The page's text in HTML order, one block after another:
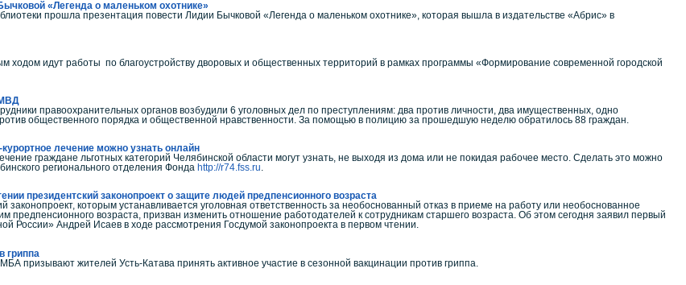
«Легенда о маленьком охотнике»
прошла презентация повести Лидии Бычковой «Легенда о маленьком охотнике», которая вышла в издательстве «Абрис» в
ходом идут работы по благоустройству дворовых и общественных территорий в рамках программы «Формирование современной городской
правоохранительных органов возбудили 6 уголовных дел по преступлениям: два против личности, два имущественных, одно
общественного порядка и общественной нравственности. За помощью в полицию за прошедшую неделю обратилось 88 граждан.
лечение можно узнать онлайн
граждане льготных категорий Челябинской области могут узнать, не выходя из дома или не покидая рабочее место. Сделать это можно
регионального отделения Фонда http://r74.fss.ru.
президентский законопроект о защите людей предпенсионного возраста
законопроект, которым устанавливается уголовная ответственность за необоснованный отказ в приеме на работу или необоснованное
предпенсионного возраста, призван изменить отношение работодателей к сотрудникам старшего возраста. Об этом сегодня заявил первый
России» Андрей Исаев в ходе рассмотрения Госдумой законопроекта в первом чтении.
гриппа
призывают жителей Усть-Катава принять активное участие в сезонной вакцинации против гриппа.